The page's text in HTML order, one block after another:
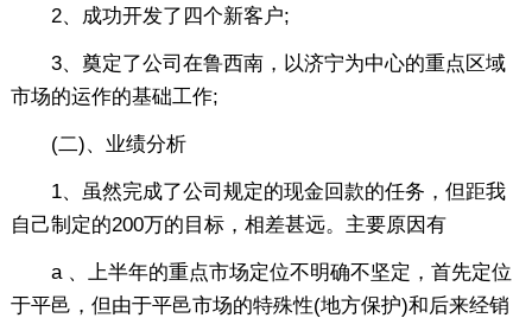
2、成功开发了四个新客户;
3、奠定了公司在鲁西南，以济宁为中心的重点区域
市场的运作的基础工作;
(二)、业绩分析
1、虽然完成了公司规定的现金回款的任务，但距我
自己制定的200万的目标，相差甚远。主要原因有
a 、上半年的重点市场定位不明确不坚定，首先定位
于平邑，但由于平邑市场的特殊性(地方保护)和后来经销